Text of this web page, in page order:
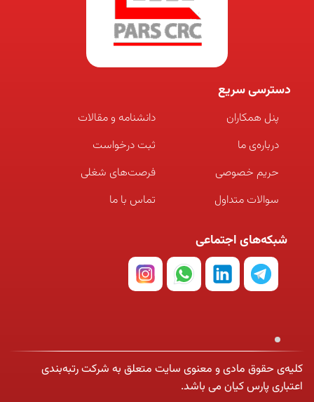
دسترسی سریع
پنل همکاران
درباره‌ی ما
حریم خصوصی
سوالات متداول
دانشنامه و مقالات
ثبت درخواست
فرصت‌های شغلی
تماس با ما
شبکه‌های اجتماعی
کلیه‌ی حقوق مادی و معنوی سایت متعلق به شرکت رتبه‌بندی
اعتباری پارس کیان می باشد.